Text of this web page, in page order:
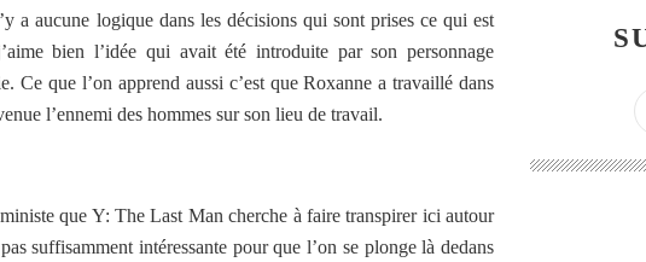
a aucune logique dans les décisions qui sont prises ce qui est
bien l’idée qui avait été introduite par son personnage
Ce que l’on apprend aussi c’est que Roxanne a travaillé dans
l’ennemi des hommes sur son lieu de travail.
que Y: The Last Man cherche à faire transpirer ici autour
suffisamment intéressante pour que l’on se plonge là dedans